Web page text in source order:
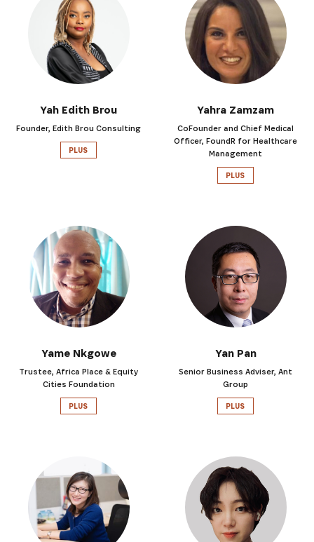
Yah Edith Brou
Founder, Edith Brou Consulting
PLUS
Yahra Zamzam
CoFounder and Chief Medical
Officer, FoundR for Healthcare
Management
PLUS
Yame Nkgowe
Trustee, Africa Place & Equity
Cities Foundation
PLUS
Yan Pan
Senior Business Adviser, Ant
Group
PLUS